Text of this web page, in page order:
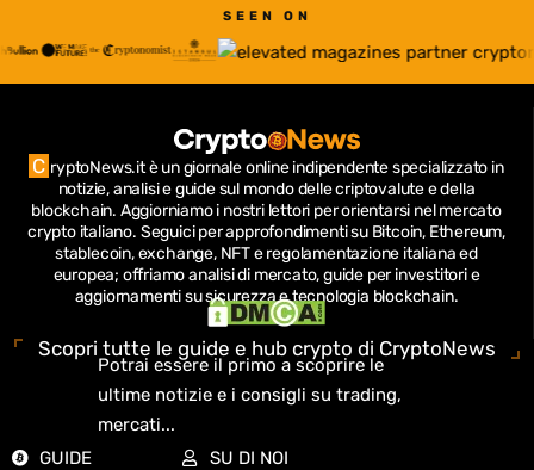
SEEN ON
C ryptoNews.it è un giornale online indipendente specializzato in
notizie, analisi e guide sul mondo delle criptovalute e della
blockchain. Aggiorniamo i nostri lettori per orientarsi nel mercato
crypto italiano. Seguici per approfondimenti su Bitcoin, Ethereum,
stablecoin, exchange, NFT e regolamentazione italiana ed
europea; offriamo analisi di mercato, guide per investitori e
aggiornamenti su sicurezza e tecnologia blockchain.
Scopri tutte le guide e hub crypto di CryptoNews
Potrai essere il primo a scoprire le
ultime notizie e i consigli su trading,
mercati...
GUIDE
SU DI NOI